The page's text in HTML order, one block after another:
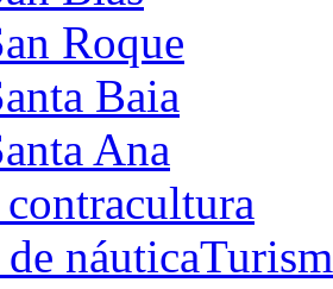
Roque
Baia
Ana
náutica